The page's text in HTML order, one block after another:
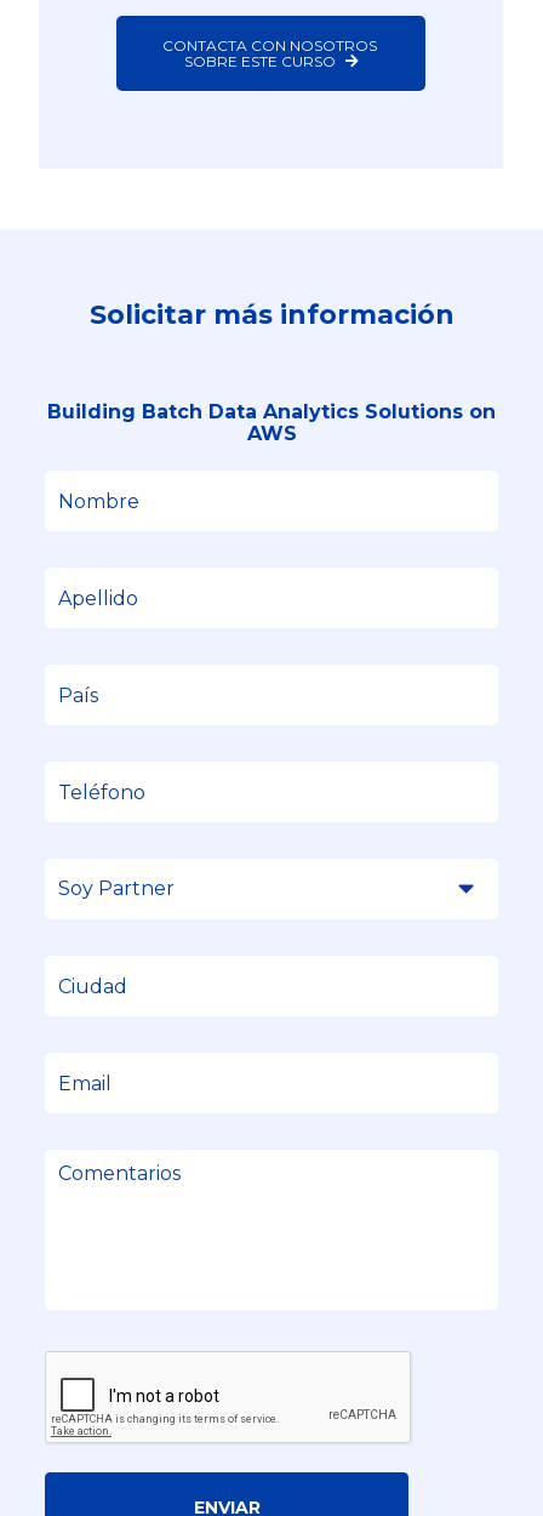
CONTACTA CON NOSOTROS
SOBRE ESTE CURSO
Solicitar más información
Building Batch Data Analytics Solutions on
AWS
ENVIAR